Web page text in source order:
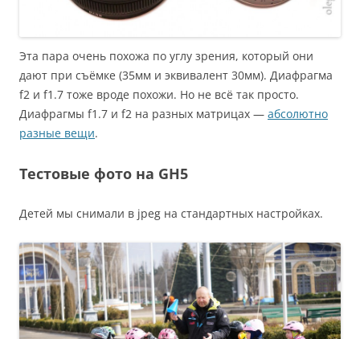
Эта пара очень похожа по углу зрения, который они
дают при съёмке (35мм и эквивалент 30мм). Диафрагма
f2 и f1.7 тоже вроде похожи. Но не всё так просто.
Диафрагмы f1.7 и f2 на разных матрицах — абсолютно
разные вещи.
Тестовые фото на GH5
Детей мы снимали в jpeg на стандартных настройках.